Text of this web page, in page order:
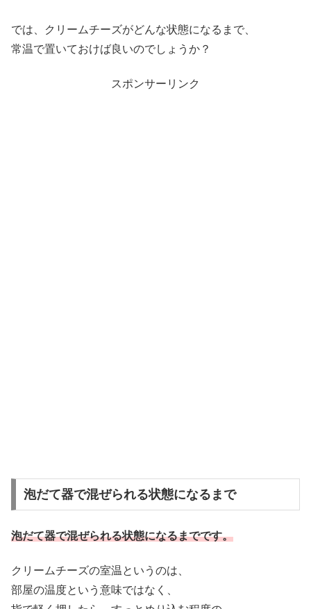
では、クリームチーズがどんな状態になるまで、
常温で置いておけば良いのでしょうか？
スポンサーリンク
泡だて器で混ぜられる状態になるまで
泡だて器で混ぜられる状態になるまでです。
クリームチーズの室温というのは、
部屋の温度という意味ではなく、